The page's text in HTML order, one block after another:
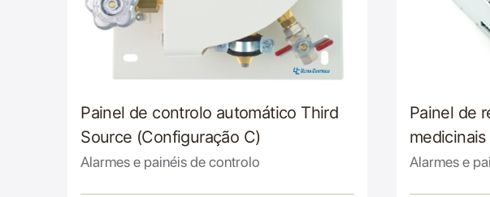
Painel de controlo automático Third
Source (Configuração C)
Alarmes e painéis de controlo
Painel de
medicinais
Alarmes e